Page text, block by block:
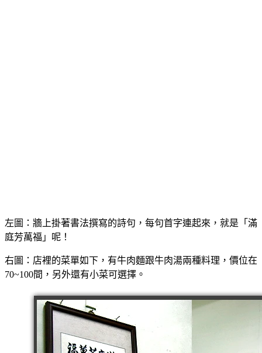
左圖：牆上掛著書法撰寫的詩句，每句首字連起來，就是「滿
庭芳萬福」呢！
右圖：店裡的菜單如下，有牛肉麵跟牛肉湯兩種料理，價位在
70~100間，另外還有小菜可選擇。